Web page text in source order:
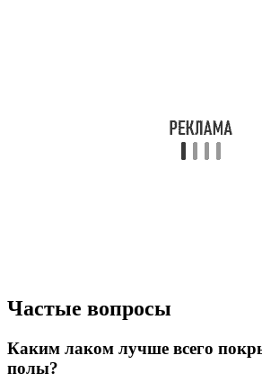
Частые вопросы
Каким лаком лучше всего
полы?